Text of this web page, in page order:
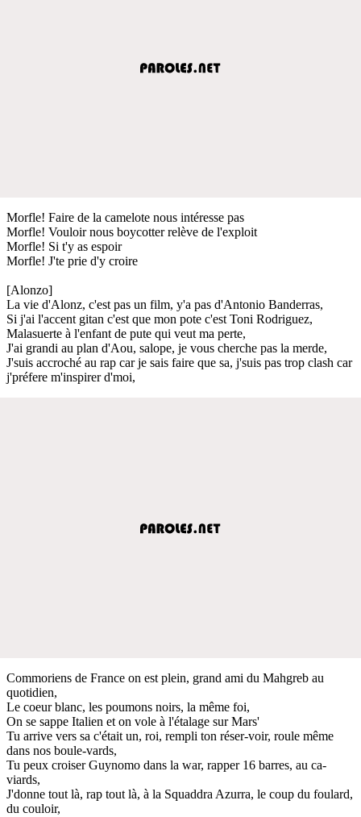
Morfle! Faire de la camelote nous intéresse pas
Morfle! Vouloir nous boycotter relève de l'exploit
Morfle! Si t'y as espoir
Morfle! J'te prie d'y croire
[Alonzo]
La vie d'Alonz, c'est pas un film, y'a pas d'Antonio Banderras,
Si j'ai l'accent gitan c'est que mon pote c'est Toni Rodriguez,
Malasuerte à l'enfant de pute qui veut ma perte,
J'ai grandi au plan d'Aou, salope, je vous cherche pas la merde,
J'suis accroché au rap car je sais faire que sa, j'suis pas trop clash car
j'préfere m'inspirer d'moi,
Commoriens de France on est plein, grand ami du Mahgreb au
quotidien,
Le coeur blanc, les poumons noirs, la même foi,
On se sappe Italien et on vole à l'étalage sur Mars'
Tu arrive vers sa c'était un, roi, rempli ton réser-voir, roule même
dans nos boule-vards,
Tu peux croiser Guynomo dans la war, rapper 16 barres, au ca-
viards,
J'donne tout là, rap tout là, à la Squaddra Azurra, le coup du foulard,
du couloir,